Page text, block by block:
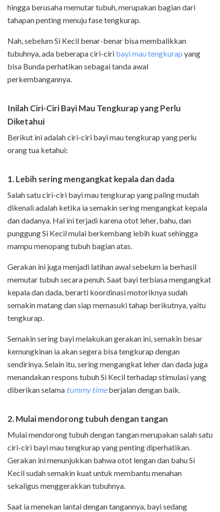
hingga berusaha memutar tubuh, merupakan bagian dari
tahapan penting menuju fase tengkurap.
Nah, sebelum Si Kecil benar-benar bisa membalikkan
tubuhnya, ada beberapa ciri-ciri bayi mau tengkurap yang
bisa Bunda perhatikan sebagai tanda awal
perkembangannya.
Inilah Ciri-Ciri Bayi Mau Tengkurap yang Perlu
Diketahui
Berikut ini adalah ciri-ciri bayi mau tengkurap yang perlu
orang tua ketahui:
1. Lebih sering mengangkat kepala dan dada
Salah satu ciri-ciri bayi mau tengkurap yang paling mudah
dikenali adalah ketika ia semakin sering mengangkat kepala
dan dadanya. Hal ini terjadi karena otot leher, bahu, dan
punggung Si Kecil mulai berkembang lebih kuat sehingga
mampu menopang tubuh bagian atas.
Gerakan ini juga menjadi latihan awal sebelum ia berhasil
memutar tubuh secara penuh. Saat bayi terbiasa mengangkat
kepala dan dada, berarti koordinasi motoriknya sudah
semakin matang dan siap memasuki tahap berikutnya, yaitu
tengkurap.
Semakin sering bayi melakukan gerakan ini, semakin besar
kemungkinan ia akan segera bisa tengkurap dengan
sendirinya. Selain itu, sering mengangkat leher dan dada juga
menandakan respons tubuh Si Kecil terhadap stimulasi yang
diberikan selama tummy timeberjalan dengan baik.
2. Mulai mendorong tubuh dengan tangan
Mulai mendorong tubuh dengan tangan merupakan salah satu
ciri-ciri bayi mau tengkurap yang penting diperhatikan.
Gerakan ini menunjukkan bahwa otot lengan dan bahu Si
Kecil sudah semakin kuat untuk membantu menahan
sekaligus menggerakkan tubuhnya.
Saat ia menekan lantai dengan tangannya, bayi sedang